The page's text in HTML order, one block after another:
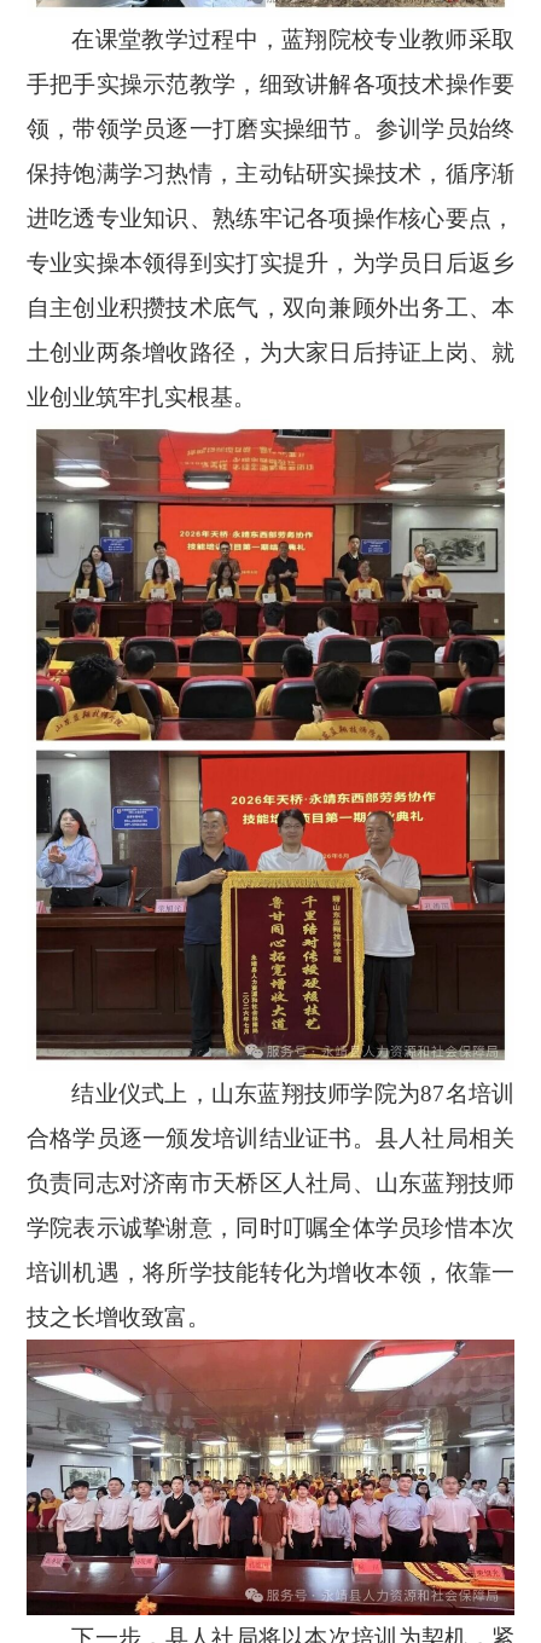
在课堂教学过程中，蓝翔院校专业教师采取
手把手实操示范教学，细致讲解各项技术操作要
领，带领学员逐一打磨实操细节。参训学员始终
保持饱满学习热情，主动钻研实操技术，循序渐
进吃透专业知识、熟练牢记各项操作核心要点，
专业实操本领得到实打实提升，为学员日后返乡
自主创业积攒技术底气，双向兼顾外出务工、本
土创业两条增收路径，为大家日后持证上岗、就
业创业筑牢扎实根基。
结业仪式上，山东蓝翔技师学院为87名培训
合格学员逐一颁发培训结业证书。县人社局相关
负责同志对济南市天桥区人社局、山东蓝翔技师
学院表示诚挚谢意，同时叮嘱全体学员珍惜本次
培训机遇，将所学技能转化为增收本领，依靠一
技之长增收致富。